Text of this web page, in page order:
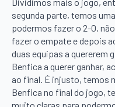
segunda parte, temos
podermos fazer o 2-0,
fazer o empate e depois
duas equipas a quererem
Benfica a querer ganhar,
ao final. É injusto, temos
Benfica no final do jogo,
muito claras para